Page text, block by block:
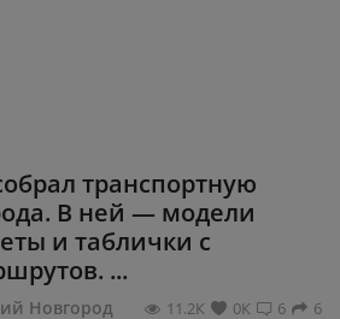
транспортную
В ней — модели
и таблички с
...
Новгород 6
6
0К
11.2К